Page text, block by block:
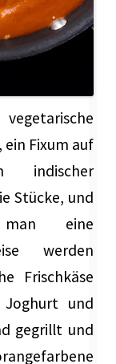
ein Fixum auf
indischer
Stücke, und
eine
werden
Frischkäse
Joghurt und
gegrillt und